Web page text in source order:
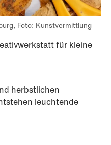
Foto: Kunstvermittlung
für kleine
herbstlichen
leuchtende